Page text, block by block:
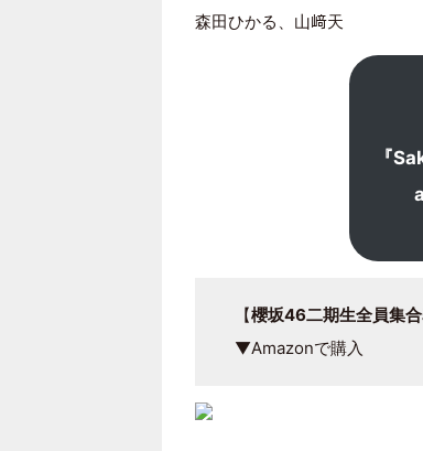
森田ひかる、山﨑天
『
【櫻坂46二期生全員集
▼Amazonで購入